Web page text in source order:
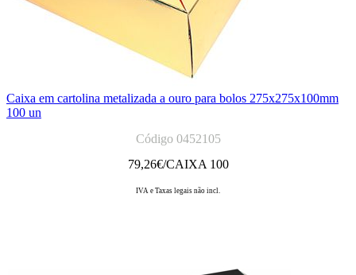
Caixa em cartolina metalizada a ouro para bolos 275x275x100mm
100 un
Código 0452105
79,26€/CAIXA 100
IVA e Taxas legais não incl.